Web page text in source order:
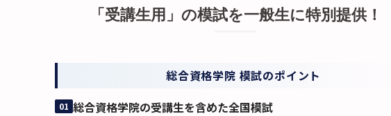
「受講生用」の模試を一般生に特別提供！
総合資格学院 模試のポイント
01 総合資格学院の受講生を含めた全国模試